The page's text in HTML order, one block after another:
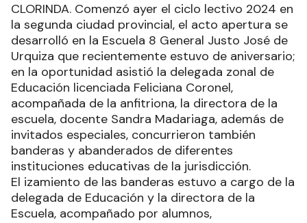
CLORINDA. Comenzó ayer el ciclo lectivo 2024 en
la segunda ciudad provincial, el acto apertura se
desarrolló en la Escuela 8 General Justo José de
Urquiza que recientemente estuvo de aniversario;
en la oportunidad asistió la delegada zonal de
Educación licenciada Feliciana Coronel,
acompañada de la anfitriona, la directora de la
escuela, docente Sandra Madariaga, además de
invitados especiales, concurrieron también
banderas y abanderados de diferentes
instituciones educativas de la jurisdicción.
El izamiento de las banderas estuvo a cargo de la
delegada de Educación y la directora de la
Escuela, acompañado por alumnos,